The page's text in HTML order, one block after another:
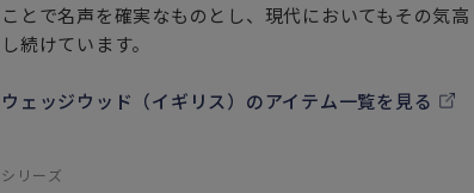
ことで名声を確実なものとし、現代においてもその気
し続けています。
ウェッジウッド（イギリス）のアイテム一覧を見る
シリーズ